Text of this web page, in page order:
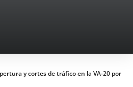
y cortes de tráfico en la VA-20 por